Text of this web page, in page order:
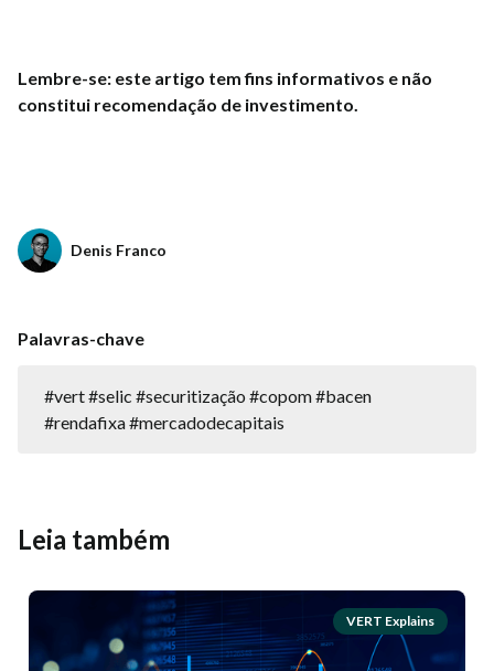
Lembre-se: este artigo tem fins informativos e não
constitui recomendação de investimento.
Denis Franco
Palavras-chave
#vert #selic #securitização #copom #bacen
#rendafixa #mercadodecapitais
Leia também
VERT Explains